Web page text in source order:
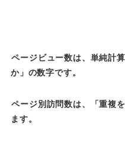
ページビュー数は、単純計
か」の数字です。
ページ別訪問数は、「重複
ます。